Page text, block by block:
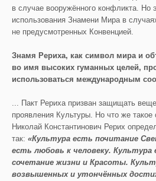
в случае вооружённого конфликта. Но
использования Знамени Мира в
не предусмотренных Конвенцией.
Знамя Рериха, как символ мира и
во имя высоких гуманных целей,
использоваться международным
... Пакт Рериха призван защищать
проявления Культуры. Но что же такое
Николай Константинович Рерих
так: «Культура есть почитание
есть любовь к человеку. Культура
сочетание жизни и Красоты.
возвышенных и утончённых